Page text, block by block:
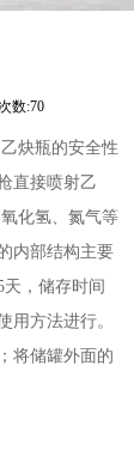
数:70
炔瓶的安全性
直接喷射乙
化氢、氮气等
内部结构主要
，储存时间
用方法进行。
将储罐外面的